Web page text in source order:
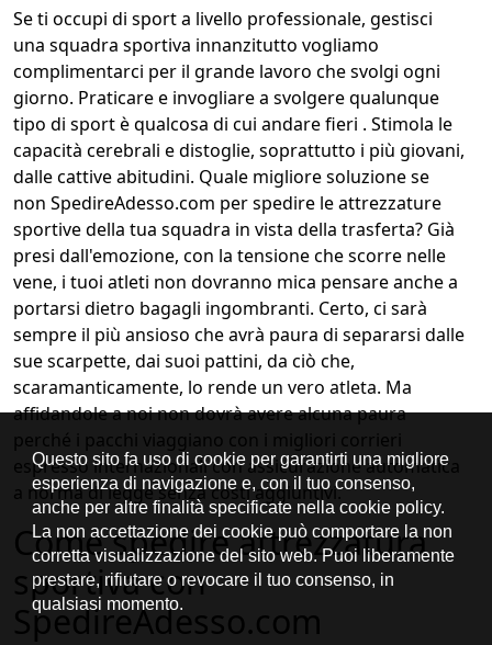
Se ti occupi di sport a livello professionale, gestisci
una squadra sportiva innanzitutto vogliamo
complimentarci per il grande lavoro che svolgi ogni
giorno. Praticare e invogliare a svolgere qualunque
tipo di sport è qualcosa di cui andare fieri . Stimola le
capacità cerebrali e distoglie, soprattutto i più giovani,
dalle cattive abitudini. Quale migliore soluzione se
non SpedireAdesso.com per spedire le attrezzature
sportive della tua squadra in vista della trasferta? Già
presi dall'emozione, con la tensione che scorre nelle
vene, i tuoi atleti non dovranno mica pensare anche a
portarsi dietro bagagli ingombranti. Certo, ci sarà
sempre il più ansioso che avrà paura di separarsi dalle
sue scarpette, dai suoi pattini, da ciò che,
scaramanticamente, lo rende un vero atleta. Ma
affidandole a noi non dovrà avere alcuna paura
perché i pacchi viaggiano con i migliori corrieri
espresso internazionali con assicurazione automatica
a norma di legge senza costi aggiuntivi.
Come spedire attrezzatura
sportiva con
SpedireAdesso.com